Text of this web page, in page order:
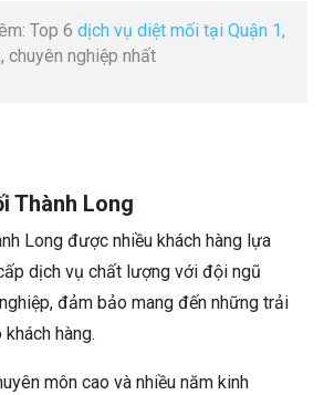
Top 6 dịch vụ diệt mối tại Quận 1,
chuyên nghiệp nhất
Thành Long
Long được nhiều khách hàng lựa
dịch vụ chất lượng với đội ngũ
đảm bảo mang đến những trải
hàng.
môn cao và nhiều năm kinh